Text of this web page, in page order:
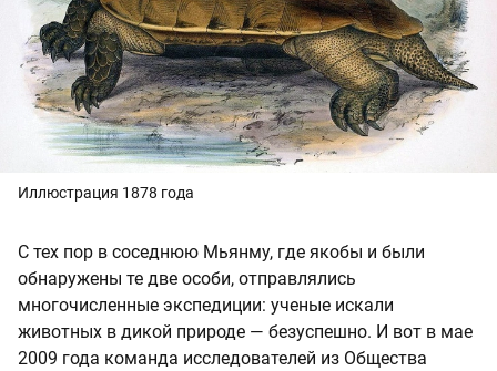
Иллюстрация 1878 года
С тех пор в соседнюю Мьянму, где якобы и были
обнаружены те две особи, отправлялись
многочисленные экспедиции: ученые искали
животных в дикой природе — безуспешно. И вот в мае
2009 года команда исследователей из Общества